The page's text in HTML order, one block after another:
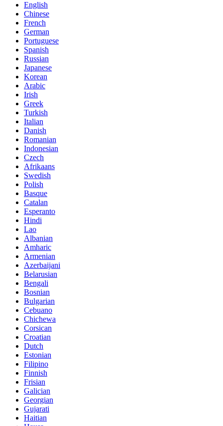
English
Chinese
French
German
Portuguese
Spanish
Russian
Japanese
Korean
Arabic
Irish
Greek
Turkish
Italian
Danish
Romanian
Indonesian
Czech
Afrikaans
Swedish
Polish
Basque
Catalan
Esperanto
Hindi
Lao
Albanian
Amharic
Armenian
Azerbaijani
Belarusian
Bengali
Bosnian
Bulgarian
Cebuano
Chichewa
Corsican
Croatian
Dutch
Estonian
Filipino
Finnish
Frisian
Galician
Georgian
Gujarati
Haitian